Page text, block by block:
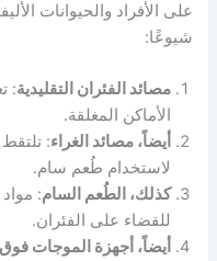
على الأفراد والحيوانات
شيوعًا:
مصائد الفئران التقليدية:
الأماكن المغلقة.
أيضاً، مصائد الغراء:
لاستخدام طُعم سام.
كذلك، الطُعم السام:
للقضاء على الفئران.
أيضاً، أجهزة الموجات